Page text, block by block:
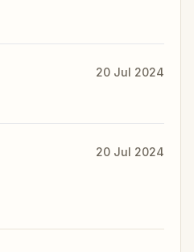
20 Jul 2024
20 Jul 2024